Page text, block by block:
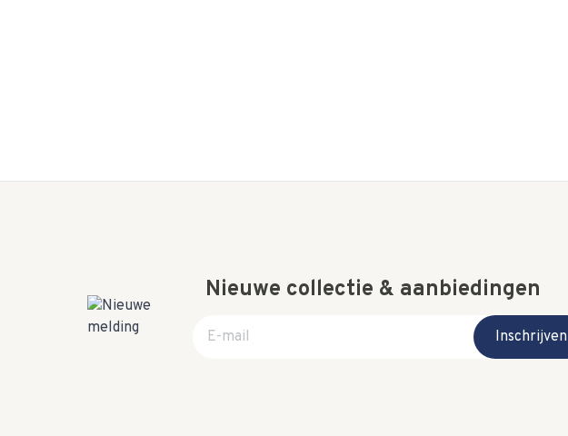
Nieuwe collectie & aanbiedingen
E-mail adres
Inschrijven